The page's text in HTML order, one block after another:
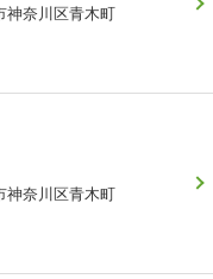
神奈川区青木町
神奈川区青木町